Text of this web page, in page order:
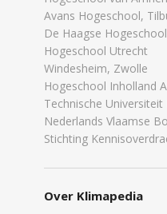
Avans Hogeschool,
De Haagse Hogeschool
Hogeschool Utrecht
Windesheim, Zwolle
Hogeschool Inholland
Technische Universiteit
Nederlands Vlaamse
Stichting
Over Klimapedia